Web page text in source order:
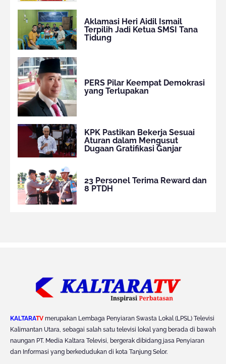
Aklamasi Heri Aidil Ismail
Terpilih Jadi Ketua SMSI Tana
Tidung
PERS Pilar Keempat Demokrasi
yang Terlupakan
KPK Pastikan Bekerja Sesuai
Aturan dalam Mengusut
Dugaan Gratifikasi Ganjar
23 Personel Terima Reward dan
8 PTDH
KALTARATV merupakan Lembaga Penyiaran Swasta Lokal (LPSL) Televisi
Kalimantan Utara, sebagai salah satu televisi lokal yang berada di bawah
naungan PT. Media Kaltara Televisi, bergerak dibidang jasa Penyiaran
dan Informasi yang berkedudukan di kota Tanjung Selor.